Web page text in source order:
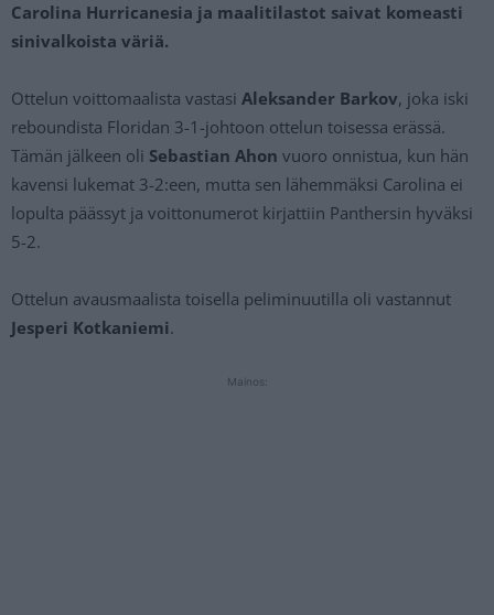
Carolina Hurricanesia ja maalitilastot saivat komeasti
sinivalkoista väriä.
Ottelun voittomaalista vastasi Aleksander Barkov, joka iski
reboundista Floridan 3-1-johtoon ottelun toisessa erässä.
Tämän jälkeen oli Sebastian Ahon vuoro onnistua, kun hän
kavensi lukemat 3-2:een, mutta sen lähemmäksi Carolina ei
lopulta päässyt ja voittonumerot kirjattiin Panthersin hyväksi
5-2.
Ottelun avausmaalista toisella peliminuutilla oli vastannut
Jesperi Kotkaniemi.
Mainos: